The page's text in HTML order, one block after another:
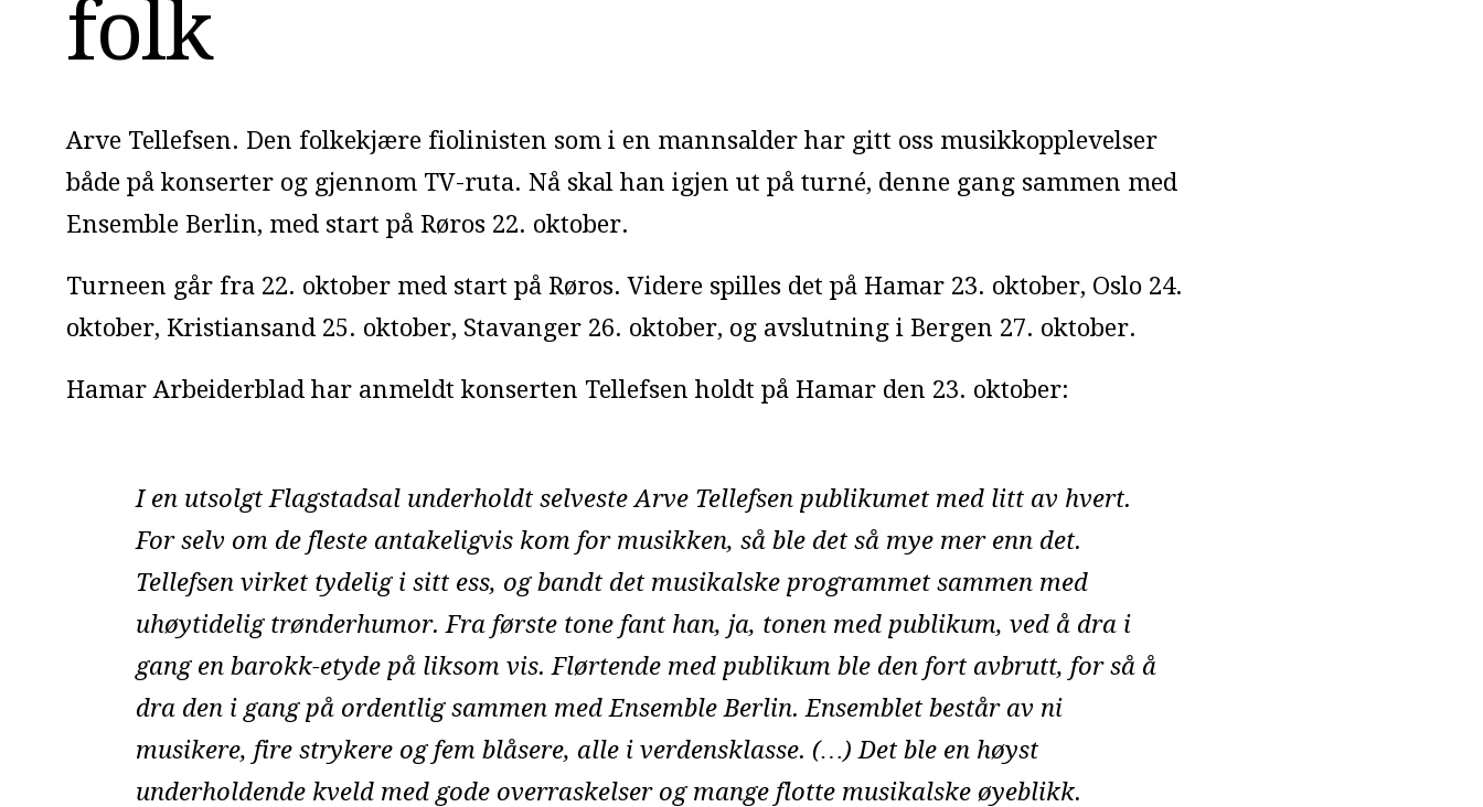
folk
Arve Tellefsen. Den folkekjære fiolinisten som i en mannsalder har gitt oss musikkopplevelser
både på konserter og gjennom TV-ruta. Nå skal han igjen ut på turné, denne gang sammen med
Ensemble Berlin, med start på Røros 22. oktober.
Turneen går fra 22. oktober med start på Røros. Videre spilles det på Hamar 23. oktober, Oslo 24.
oktober, Kristiansand 25. oktober, Stavanger 26. oktober, og avslutning i Bergen 27. oktober.
Hamar Arbeiderblad har anmeldt konserten Tellefsen holdt på Hamar den 23. oktober:
I en utsolgt Flagstadsal underholdt selveste Arve Tellefsen publikumet med litt av hvert.
For selv om de fleste antakeligvis kom for musikken, så ble det så mye mer enn det.
Tellefsen virket tydelig i sitt ess, og bandt det musikalske programmet sammen med
uhøytidelig trønderhumor. Fra første tone fant han, ja, tonen med publikum, ved å dra i
gang en barokk-etyde på liksom vis. Flørtende med publikum ble den fort avbrutt, for så å
dra den i gang på ordentlig sammen med Ensemble Berlin. Ensemblet består av ni
musikere, fire strykere og fem blåsere, alle i verdensklasse. (…) Det ble en høyst
underholdende kveld med gode overraskelser og mange flotte musikalske øyeblikk.